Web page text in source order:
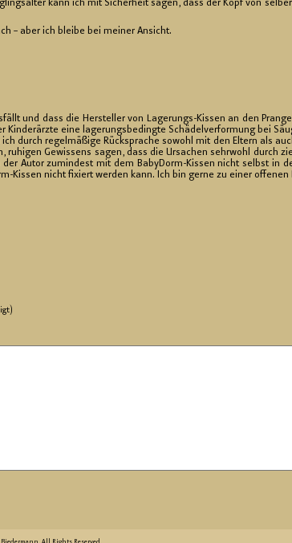
kann ich mit Si­cher­heit sagen, dass der Kopf von
– aber ich blei­be bei mei­ner An­sicht.
und dass die Her­stel­ler von La­ge­rungs-Kis­sen an den
Kin­der­ärz­te eine la­ge­rungs­be­ding­te Schä­del­ver­for­mung bei
durch re­gel­mä­ßi­ge Rück­spra­che so­wohl mit den El­tern als
ru­hi­gen Ge­wis­sens sagen, dass die Ur­sa­chen sehr­wohl durch
Autor zu­min­dest mit dem Ba­by­Dorm-Kis­sen nicht selbst in
Kis­sen nicht fi­xiert wer­den kann. Ich bin gerne zu einer of­fe­nen